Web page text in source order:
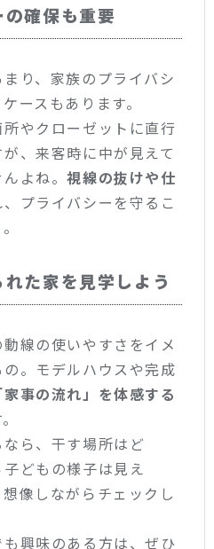
確保も重要
り、家族のプライバシ
ースもあります。
やクローゼットに直行
、来客時に中が見えて
んよね。視線の抜けや仕
プライバシーを守るこ
た家を見学しよう
線の使いやすさをイメ
。モデルハウスや完成
家事の流れ」を体感する
なら、干す場所はど
どもの様子は見え
像しながらチェックし
興味のある方は、ぜひ